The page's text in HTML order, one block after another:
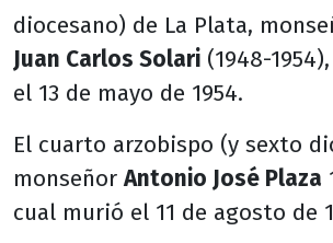
diocesano) de La Plata,
Juan Carlos Solari (1948-
el 13 de mayo de 1954.
El cuarto arzobispo (y sexto
monseñorAntonio José Plaza
cual murió el 11 de agosto de